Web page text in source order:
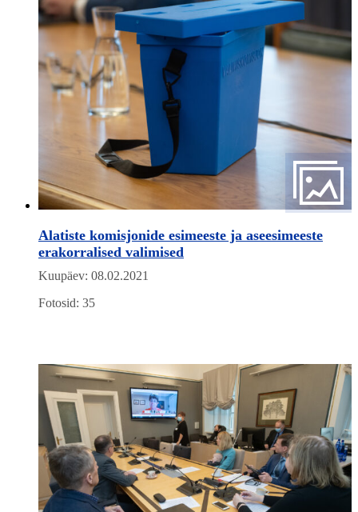
Alatiste komisjonide esimeeste ja aseesimeeste
erakorralised valimised
Kuupäev: 08.02.2021
Fotosid: 35